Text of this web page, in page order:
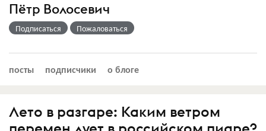
Пётр Волосевич
Подписаться Пожаловаться
посты подписчики о блоге
Лето в разгаре: Каким ветром